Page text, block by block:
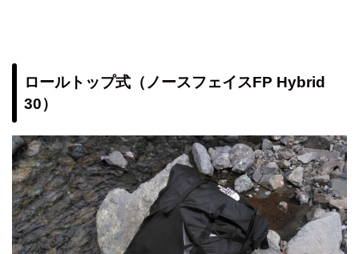
ロールトップ式（ノースフェイスFP Hybrid
30）